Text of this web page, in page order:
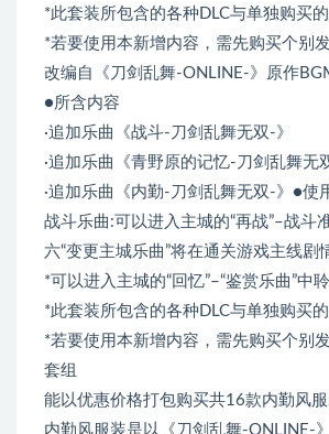
*此套装所包含的各种DLC与单独购买
*若要使用本新增内容，需先购买个别
改编自《刀剑乱舞-ONLINE-》原作
●所含内容
·追加乐曲《战斗-刀剑乱舞无双-》
·追加乐曲《青野原的记忆-刀剑乱舞无
·追加乐曲《内勤-刀剑乱舞无双-》●使
战斗乐曲:可以进入主城的“再战”–战斗
六“变更主城乐曲”将在通关游戏主线剧
*可以进入主城的“回忆”–“鉴赏乐曲”
*此套装所包含的各种DLC与单独购买
*若要使用本新增内容，需先购买个别
套组
能以优惠价格打包购买共16款内勤风服
内勤风服装是以《刀剑乱舞-ONLINE-